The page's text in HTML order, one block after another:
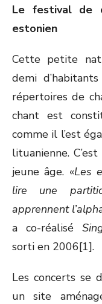
Le festival de
estonien
Cette petite
demi
répertoires de
chant est
comme il l’est
lituanienne.
jeune âge. «Les
lire une
apprennent
a co-réalisé
sorti en 2006[1].
Les concerts se
un site